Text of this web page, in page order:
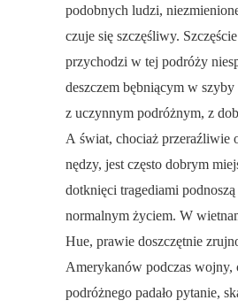
podobnych ludzi,
czuje się szczęśliwy.
przychodzi w tej podróży
deszczem bębniącym w szyby
z uczynnym podróżnym, z
A świat, chociaż przeraźliwie
nędzy, jest często dobrym
dotknięci tragediami
normalnym życiem. W
Hue, prawie doszczętnie
Amerykanów podczas wojny,
podróżnego padało pytanie,